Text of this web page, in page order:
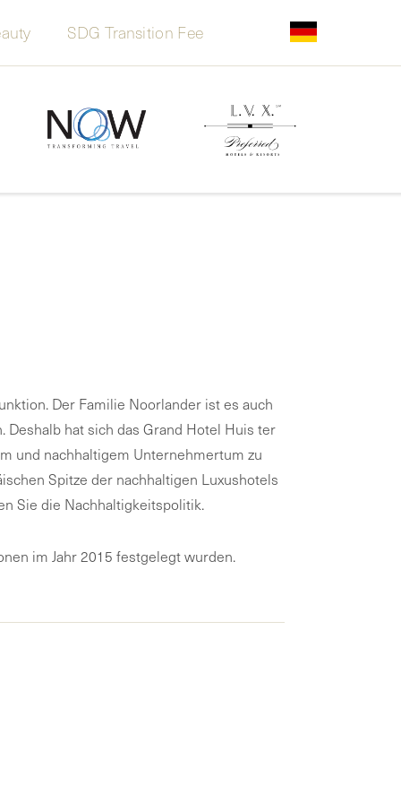
SDG Transition Fee
Der Familie Noorlander ist es auch
hat sich das Grand Hotel Huis ter
und nachhaltigem Unternehmertum zu
Spitze der nachhaltigen Luxushotels
Sie die Nachhaltigkeitspolitik.
im Jahr 2015 festgelegt wurden.